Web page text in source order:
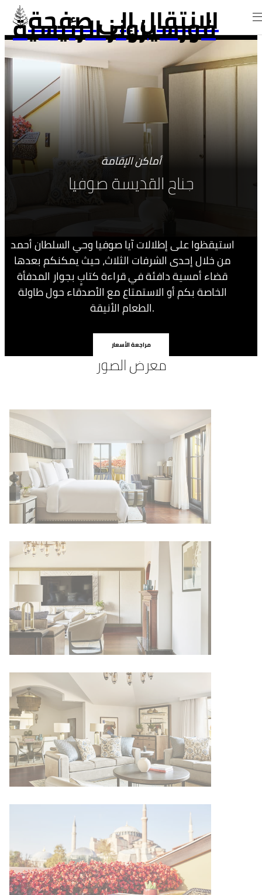
الانتقال إلى صفحة
فورسيزونز الرئيسية
أماكن الإقامة
جناح القديسة صوفيا
استيقظوا على إطلالات آيا صوفيا وحي السلطان أحمد
من خلال إحدى الشرفات الثلاث، حيث يمكنكم بعدها
قضاء أمسية دافئة في قراءة كتابٍ بجوار المدفأة
الخاصة بكم أو الاستمتاع مع الأصدقاء حول طاولة
الطعام الأنيقة.
مراجعة الأسعار
معرض الصور